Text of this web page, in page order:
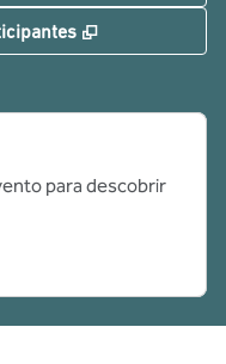
,
para descobrir